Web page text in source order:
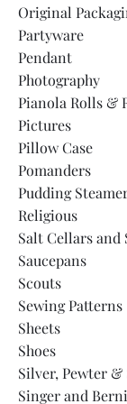
Original
Partyware
Pendant
Photography
Pianola Rolls &
Pictures
Pillow Case
Pomanders
Pudding
Religious
Salt Cellars and
Saucepans
Scouts
Sewing Patterns
Sheets
Shoes
Silver, Pewter
Singer and